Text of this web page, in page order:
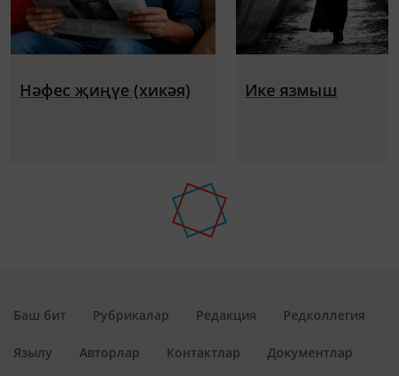
Нәфес җиңүе (хикәя) Ике язмыш
Баш бит Рубрикалар Редакция Редколлегия
Язылу Авторлар Контактлар Документлар